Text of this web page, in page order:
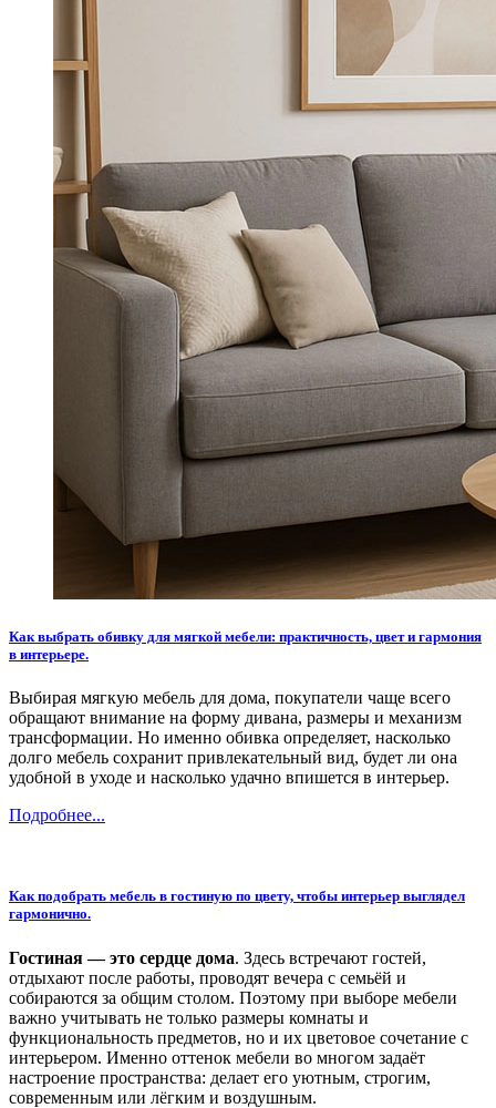
Как выбрать обивку для мягкой мебели: практичность, цвет и гармония
в интерьере.
Выбирая мягкую мебель для дома, покупатели чаще всего
обращают внимание на форму дивана, размеры и механизм
трансформации. Но именно обивка определяет, насколько
долго мебель сохранит привлекательный вид, будет ли она
удобной в уходе и насколько удачно впишется в интерьер.
Подробнее...
Как подобрать мебель в гостиную по цвету, чтобы интерьер выглядел
гармонично.
Гостиная — это сердце дома. Здесь встречают гостей,
отдыхают после работы, проводят вечера с семьёй и
собираются за общим столом. Поэтому при выборе мебели
важно учитывать не только размеры комнаты и
функциональность предметов, но и их цветовое сочетание с
интерьером. Именно оттенок мебели во многом задаёт
настроение пространства: делает его уютным, строгим,
современным или лёгким и воздушным.